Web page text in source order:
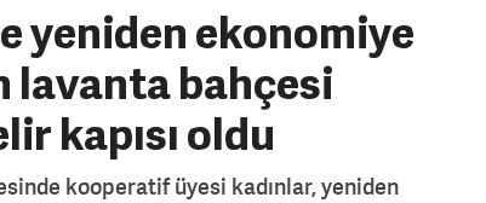
yeniden ekonomiye
lavanta bahçesi
kapısı oldu
kooperatif üyesi kadınlar, yeniden